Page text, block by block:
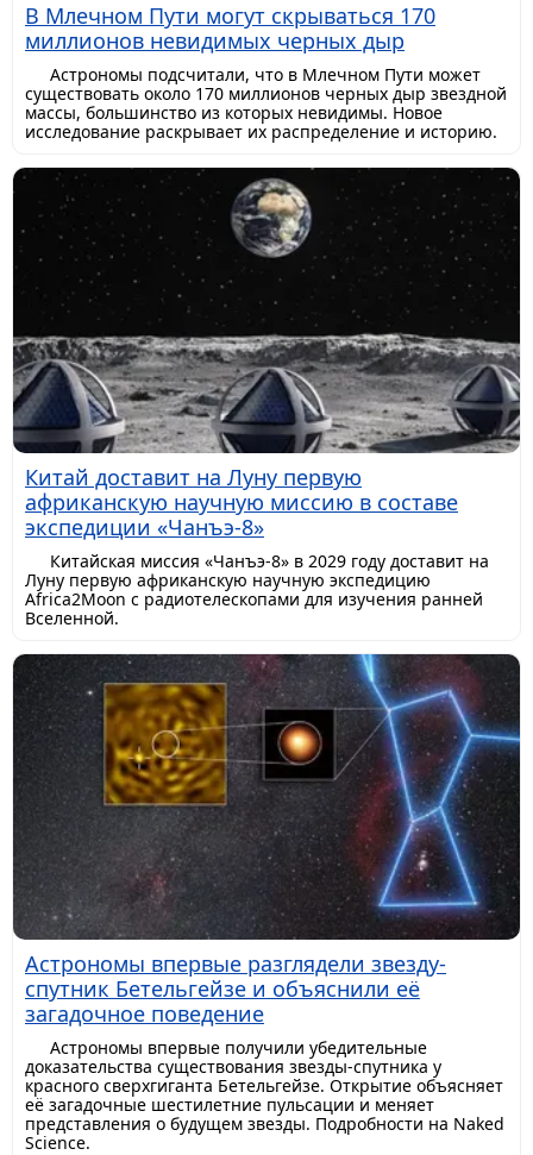
В Млечном Пути могут скрываться 170
миллионов невидимых черных дыр
Астрономы подсчитали, что в Млечном Пути может
существовать около 170 миллионов черных дыр звездной
массы, большинство из которых невидимы. Новое
исследование раскрывает их распределение и историю.
Китай доставит на Луну первую
африканскую научную миссию в составе
экспедиции «Чанъэ-8»
Китайская миссия «Чанъэ-8» в 2029 году доставит на
Луну первую африканскую научную экспедицию
Africa2Moon с радиотелескопами для изучения ранней
Вселенной.
Астрономы впервые разглядели звезду-
спутник Бетельгейзе и объяснили её
загадочное поведение
Астрономы впервые получили убедительные
доказательства существования звезды-спутника у
красного сверхгиганта Бетельгейзе. Открытие объясняет
её загадочные шестилетние пульсации и меняет
представления о будущем звезды. Подробности на Naked
Science.